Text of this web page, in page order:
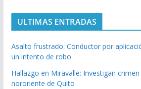
ULTIMAS ENTRADAS
Asalto frustrado: Conductor por
un intento de robo
Hallazgo en Miravalle: Investigan
nororiente de Quito